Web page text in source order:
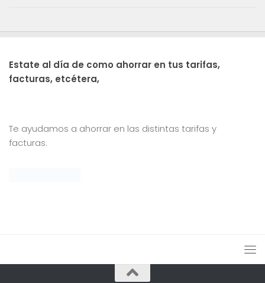
Estate al día de como ahorrar en tus tarifas,
facturas, etcétera,
Te ayudamos a ahorrar en las distintas tarifas y
facturas.